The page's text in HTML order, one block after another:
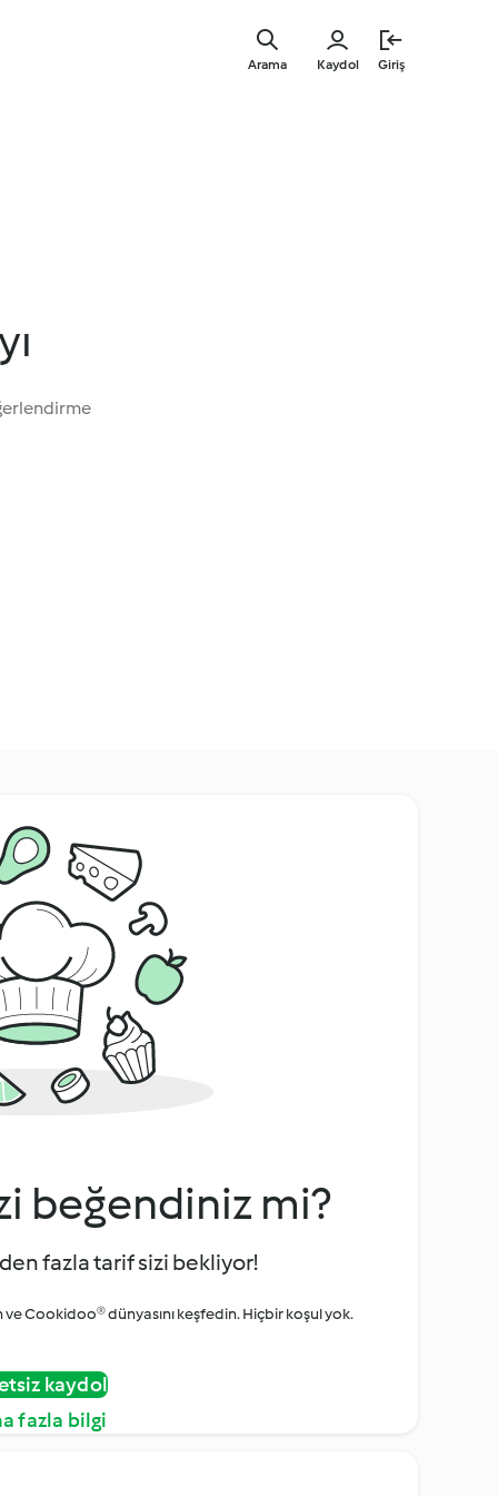
Kaydol Giriş
Arama
beğendiniz mi?
fazla tarif sizi bekliyor!
Cookidoo® dünyasını keşfedin. Hiçbir koşul yok.
kaydol
fazla bilgi